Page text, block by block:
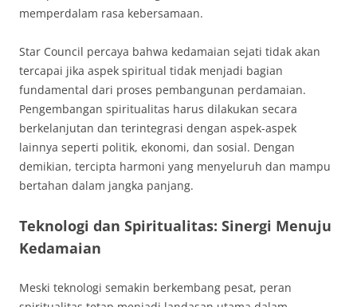
memperdalam rasa kebersamaan.
Star Council percaya bahwa kedamaian sejati tidak akan
tercapai jika aspek spiritual tidak menjadi bagian
fundamental dari proses pembangunan perdamaian.
Pengembangan spiritualitas harus dilakukan secara
berkelanjutan dan terintegrasi dengan aspek-aspek
lainnya seperti politik, ekonomi, dan sosial. Dengan
demikian, tercipta harmoni yang menyeluruh dan mampu
bertahan dalam jangka panjang.
Teknologi dan Spiritualitas: Sinergi Menuju
Kedamaian
Meski teknologi semakin berkembang pesat, peran